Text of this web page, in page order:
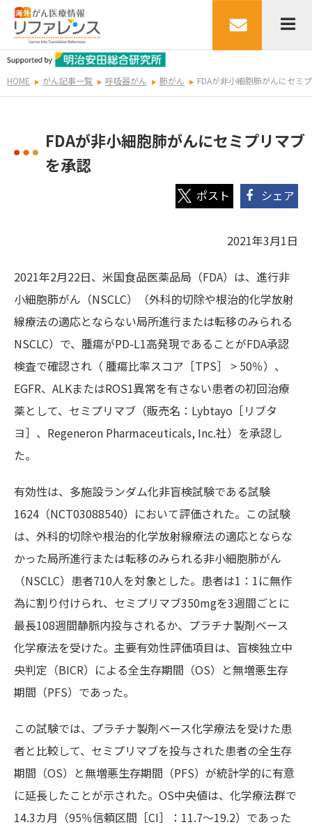
HOME がん記事一覧 呼吸器がん 肺がん FDAが非小細胞肺がんにセミ
FDAが非小細胞肺がんにセミプリマブ
を承認
シェア
2021年3月1日
2021年2月22日、米国食品医薬品局（FDA）は、進行非
小細胞肺がん（NSCLC）（外科的切除や根治的化学放射
線療法の適応とならない局所進行または転移のみられる
NSCLC）で、腫瘍がPD-L1高発現であることがFDA承認
検査で確認され（ 腫瘍比率スコア［TPS］ > 50％）、
EGFR、ALKまたはROS1異常を有さない患者の初回治療
薬として、セミプリマブ（販売名：Lybtayo［リブタ
ヨ］、Regeneron Pharmaceuticals, Inc.社）を承認し
た。
有効性は、多施設ランダム化非盲検試験である試験
1624（NCT03088540）において評価された。この試験
は、外科的切除や根治的化学放射線療法の適応とならな
かった局所進行または転移のみられる非小細胞肺がん
（NSCLC）患者710人を対象とした。患者は1：1に無作
為に割り付けられ、セミプリマブ350mgを3週間ごとに
最長108週間静脈内投与されるか、プラチナ製剤ベース
化学療法を受けた。主要有効性評価項目は、盲検独立中
央判定（BICR）による全生存期間（OS）と無増悪生存
期間（PFS）であった。
この試験では、プラチナ製剤ベース化学療法を受けた患
者と比較して、セミプリマブを投与された患者の全生存
期間（OS）と無増悪生存期間（PFS）が統計学的に有意
に延長したことが示された。OS中央値は、化学療法群で
14.3カ月（95％信頼区間［CI］：11.7～19.2）であった